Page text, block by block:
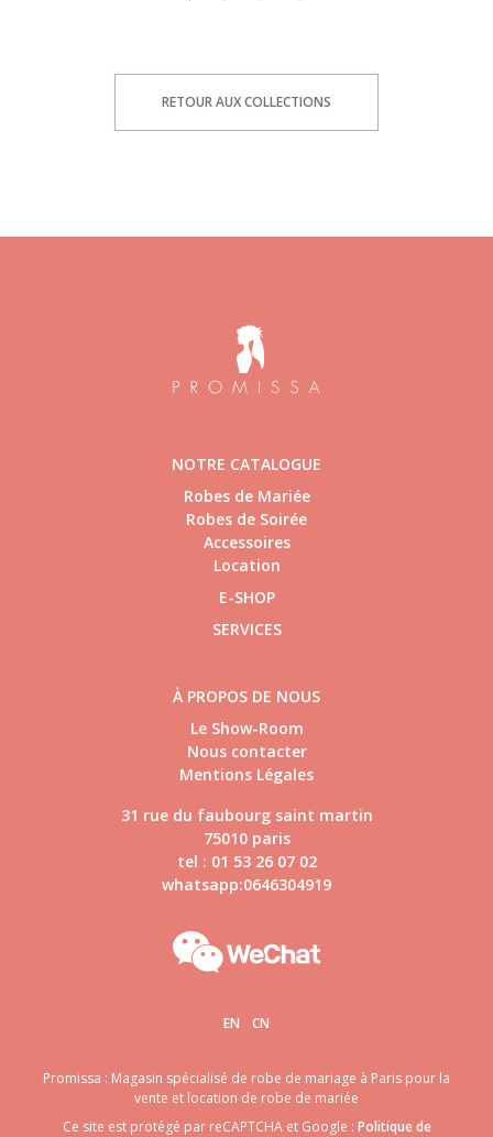
RETOUR AUX COLLECTIONS
NOTRE CATALOGUE
Robes de Mariée
Robes de Soirée
Accessoires
Location
E-SHOP
SERVICES
À PROPOS DE NOUS
Le Show-Room
Nous contacter
Mentions Légales
31 rue du faubourg saint martin
75010 paris
tel : 01 53 26 07 02
whatsapp:0646304919
EN CN
Promissa : Magasin spécialisé de robe de mariage à Paris pour la
vente et location de robe de mariée
Ce site est protégé par reCAPTCHA et Google : Politique de